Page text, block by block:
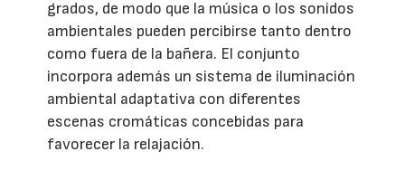
grados, de modo que la música o los sonidos
ambientales pueden percibirse tanto dentro
como fuera de la bañera. El conjunto
incorpora además un sistema de iluminación
ambiental adaptativa con diferentes
escenas cromáticas concebidas para
favorecer la relajación.